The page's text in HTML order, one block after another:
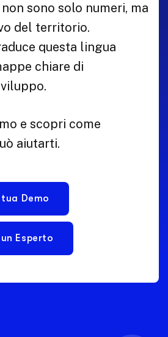
sono solo numeri, ma
del territorio.
questa lingua
chiare di
e scopri come
aiutarti.
Demo
Esperto